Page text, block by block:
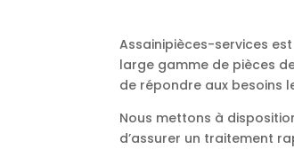
Assainipièces-services
large gamme de pièces
de répondre aux besoins
Nous mettons à
d’assurer un traitement